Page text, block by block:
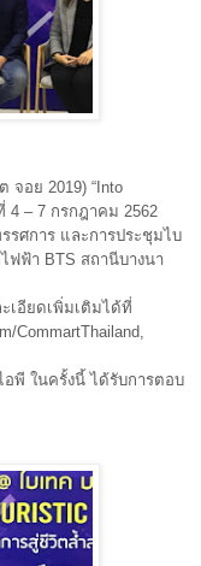
จอย 2019) “Into
4 – 7 กรกฎาคม 2562
รศการ และการประชุมไบ
ฟฟ้า BTS สถานีบางนา
เอียดเพิ่มเติมได้ที่
CommartThailand,
อพี ในครั้งนี้ ได้รับการตอบ